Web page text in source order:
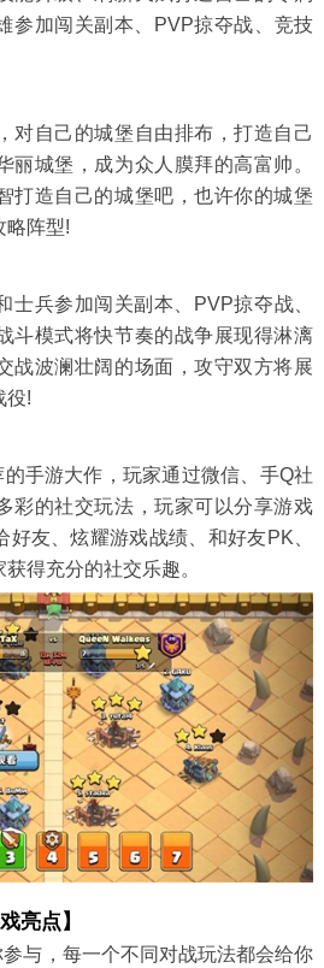
参加闯关副本、PVP掠夺战、竞技
对自己的城堡自由排布，打造自己
丽城堡，成为众人膜拜的高富帅。
打造自己的城堡吧，也许你的城堡
略阵型!
士兵参加闯关副本、PVP掠夺战、
斗模式将快节奏的战争展现得淋漓
战波澜壮阔的场面，攻守双方将展
役!
手游大作，玩家通过微信、手Q社
彩的社交玩法，玩家可以分享游戏
好友、炫耀游戏战绩、和好友PK、
得充分的社交乐趣。
亮点】
与，每一个不同对战玩法都会给你